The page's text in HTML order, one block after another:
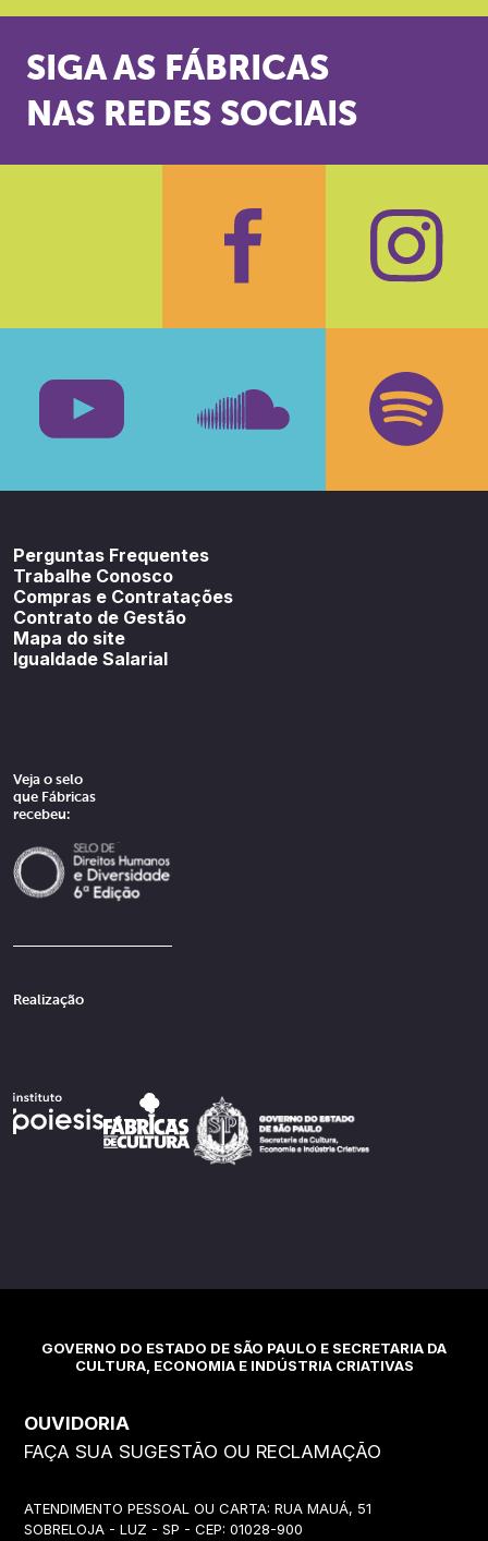
SIGA AS FÁBRICAS
NAS REDES SOCIAIS
Facebook
Perguntas Frequentes
Trabalhe Conosco
Compras e Contratações
Contrato de Gestão
Mapa do site
Igualdade Salarial
Veja o selo
que Fábricas
recebeu:
Realização
GOVERNO DO ESTADO DE SÃO PAULO E SECRETARIA DA
CULTURA, ECONOMIA E INDÚSTRIA CRIATIVAS
OUVIDORIA
FAÇA SUA SUGESTÃO OU RECLAMAÇÃO
ATENDIMENTO PESSOAL OU CARTA: RUA MAUÁ, 51
SOBRELOJA - LUZ - SP - CEP: 01028-900